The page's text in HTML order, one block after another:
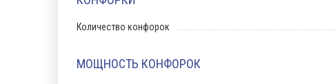
Количество конфорок
МОЩНОСТЬ КОНФОРОК